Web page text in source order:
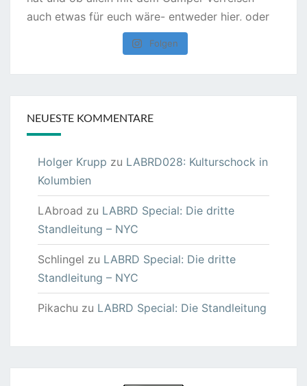
Folgen
NEUESTE KOMMENTARE
Holger Krupp zu LABRD028: Kulturschock in
Kolumbien
LAbroad zu LABRD Special: Die dritte
Standleitung – NYC
Schlingel zu LABRD Special: Die dritte
Standleitung – NYC
Pikachu zu LABRD Special: Die Standleitung